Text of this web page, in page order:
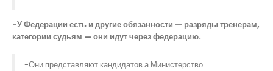
-У Федерации есть и другие обязанности — разряды тренерам,
категории судьям — они идут через федерацию.
-Они представляют кандидатов а Министерство